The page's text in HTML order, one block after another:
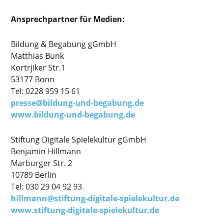
Ansprechpartner für Medien:
Bildung & Begabung gGmbH
Matthias Bunk
Kortrjiker Str.1
53177 Bonn
Tel: 0228 959 15 61
presse@bildung-und-begabung.de
www.bildung-und-begabung.de
Stiftung Digitale Spielekultur gGmbH
Benjamin Hillmann
Marburger Str. 2
10789 Berlin
Tel: 030 29 04 92 93
hillmann@stiftung-digitale-spielekultur.de
www.stiftung-digitale-spielekultur.de